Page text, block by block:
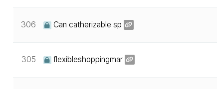
306 Can catherizable sp
305 flexibleshoppingmar